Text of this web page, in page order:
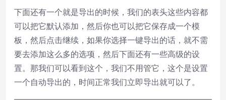
下面还有一个就是导出的时候，我们的表头这些内容都
可以把它默认添加，然后你也可以把它保存成一个模
板，然后点击继续，如果你选择一键导出的话，就不需
要去添加这么多的选项，然后下面还有一些高级的设
置。那我们可以看到这个，我们不用管它，这个是设置
一个自动导出的，时间正常我们立即导出就可以了。